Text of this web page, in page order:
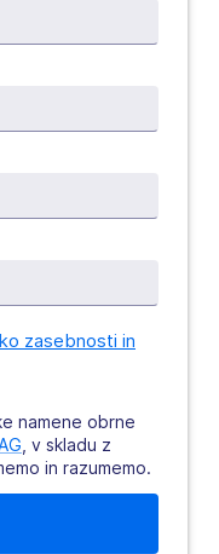
zasebnosti in
namene obrne
, v skladu z
in razumemo.